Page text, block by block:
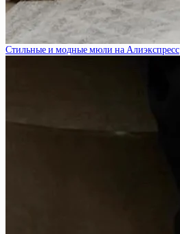
Стильные и модные мюли на Алиэкспресс